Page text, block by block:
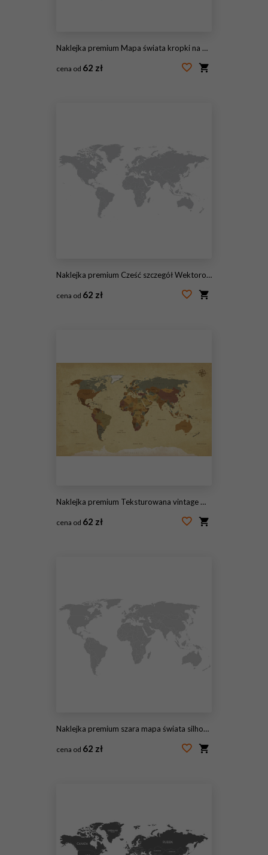
Naklejka premium Mapa świata kropki na białym tle, ilustracji wektorowych.
cena od 62 zł
Naklejka premium Cześć szczegół Wektorowa Polityczna mapa świata ilustracja
cena od 62 zł
Naklejka premium Teksturowana vintage mapa świata - English / US Labels - Vector CMYK
cena od 62 zł
Naklejka premium szara mapa świata silhoeutte
cena od 62 zł